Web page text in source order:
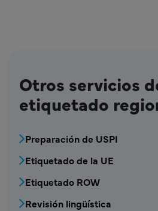
Otros servicios
etiquetado
Bloque de menú de
Preparación de USPI
Etiquetado de la UE
Etiquetado ROW
Revisión lingüística